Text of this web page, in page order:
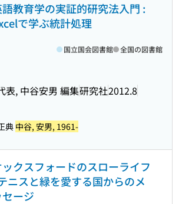
語教育学の実証的研究法入門 :
で学ぶ統計処理
表, 中谷安男 編集研究社2012.8
国立国会図書館 全国の図書館
典中谷, 安男, 1961-
ックスフォードのスローライフ
ニスと緑を愛する国からのメ
セージ